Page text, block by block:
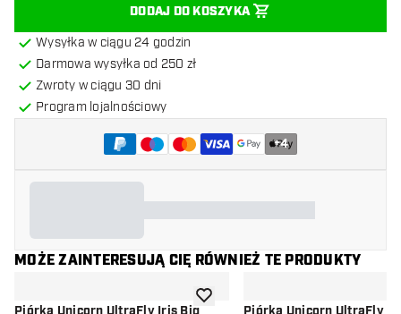
DODAJ DO KOSZYKA
Wysyłka w ciągu 24 godzin
Darmowa wysyłka od 250 zł
Zwroty w ciągu 30 dni
Program lojalnościowy
+4
MOŻE ZAINTERESUJĄ CIĘ RÓWNIEŻ TE PRODUKTY
dodaj do listy życzeń